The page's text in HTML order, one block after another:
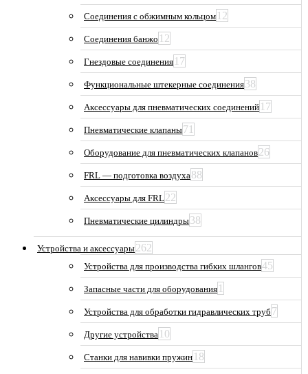
Соединения с обжимным кольцом 12
Соединения банжо 12
Гнездовые соединения 17
Функциональные штекерные соединения38
Аксессуары для пневматических соединений 17
Пневматические клапаны71
Оборудование для пневматических клапанов26
FRL — подготовка воздуха88
Аксессуары для FRL22
Пневматические цилиндры38
Устройства и аксессуары262
Устройства для производства гибких шлангов45
Запасные части для оборудования 1
Устройства для обработки гидравлических труб 7
Другие устройства 10
Станки для навивки пружин 18